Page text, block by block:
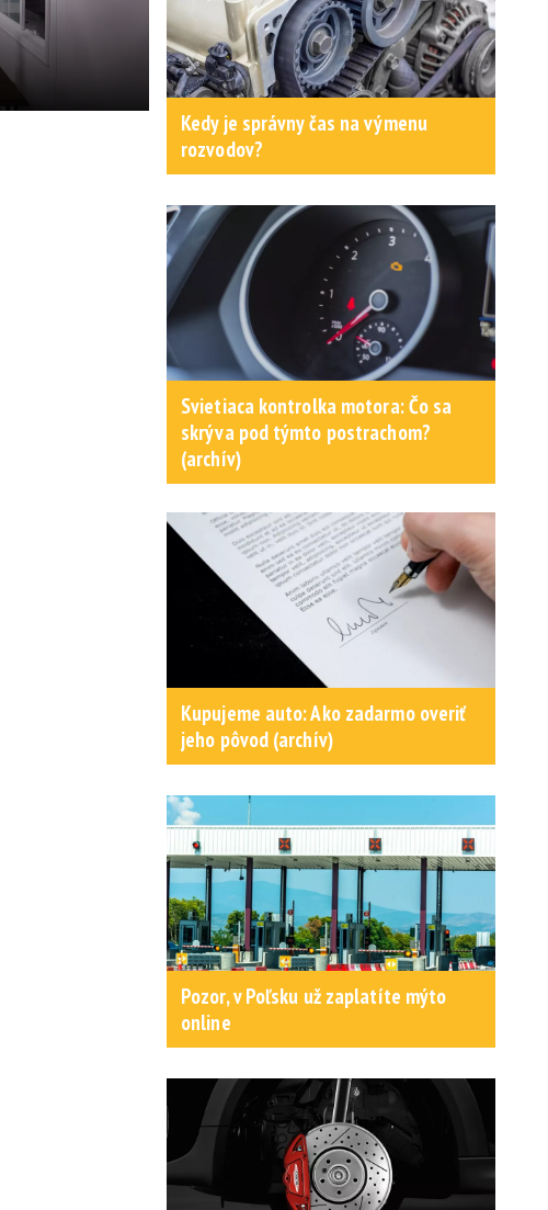
Kedy je správny čas na výmenu
rozvodov?
Svietiaca kontrolka motora: Čo sa
skrýva pod týmto postrachom?
(archív)
Kupujeme auto: Ako zadarmo overiť
jeho pôvod (archív)
Pozor, v Poľsku už zaplatíte mýto
online